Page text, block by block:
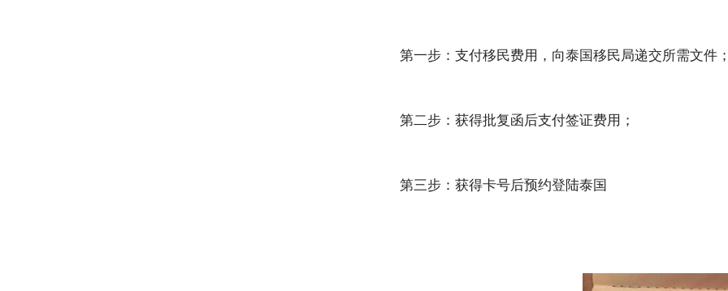
第一步：支付移民费用，向泰国移民局递交所需文件
第二步：获得批复函后支付签证费用；
第三步：获得卡号后预约登陆泰国